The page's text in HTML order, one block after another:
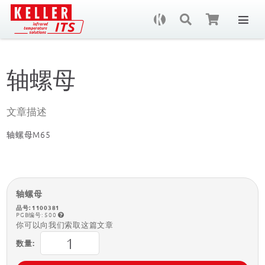
轴螺母
文章描述
轴螺母M65
轴螺母
品号: 1100381
PGB编号: 500
你可以向我们索取这篇文章
数量: